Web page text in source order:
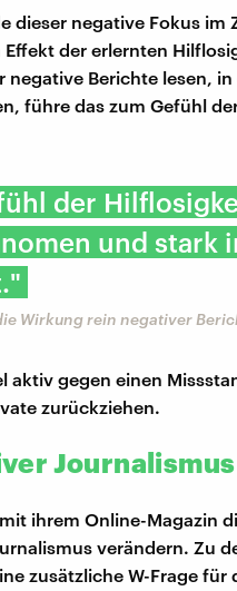
dieser negative Fokus im
der erlernten
negative Berichte lesen,
führe das zum Gefühl
der
und stark
Wirkung rein negativer
aktiv gegen einen
zurückziehen.
Journalismus
ihrem Online-Magazin
verändern. Zu
zusätzliche W-Frage